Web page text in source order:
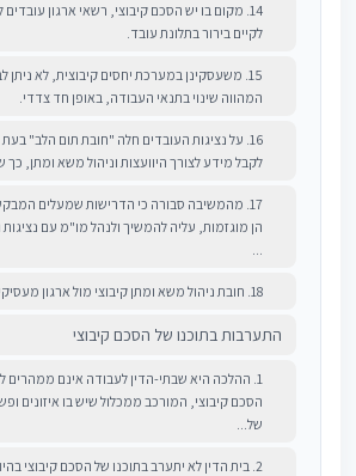
14. מקום בו יש הסכם קיבוצי, רשאי ארגון
לקיים בירור בתלונת עובד.
15. משעסקינן במערכת יחסים קיבוצית, לא ניתן
המהווה שינוי בתנאי העבודה, באופן חד צדדי.
16. על נציגות העובדים חלה "חובת תום הלב"
לקבל מידע לצורך היוועצות וניהול משא ומתן,
17. מהמשיבה סבורה כי הדרישות שמעלים
הן מוגזמות, עליה להמשיך ולנהל מו"מ עם נציגות
...
18. חובת ניהול משא ומתן קיבוצי מול ארגון מעסיקים
התערבות בתוכנו של הסכם קיבוצי
1. ההלכה היא שבתי-הדין לעבודה אינם ממהרים
הסכם קיבוצי, המורכב ממכלול שיש בו איזונים
של...
2. בית הדין לא יתערב בתוכנו של הסכם קיבוצי